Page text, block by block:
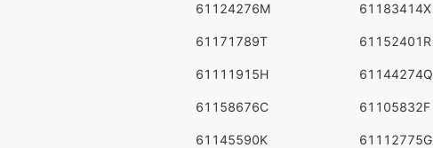
61124276M 61183414X
61171789T 61152401R
61111915H 61144274Q
61158676C 61105832F
61145590K 61112775G